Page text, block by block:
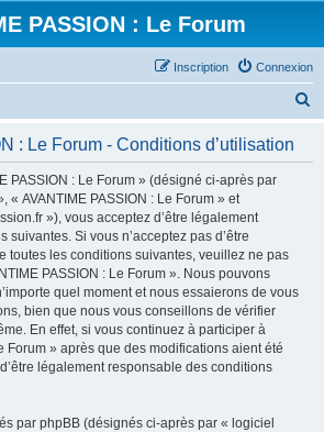
PASSION : Le Forum
Connexion
Inscription
: Le Forum - Conditions d’utilisation
PASSION : Le Forum » (désigné ci-après par
« AVANTIME PASSION : Le Forum » et
»), vous acceptez d’être légalement
Si vous n’acceptez pas d’être
toutes les conditions suivantes, veuillez ne pas
PASSION : Le Forum ». Nous pouvons
quel moment et nous essaierons de vous
bien que nous vous conseillons de vérifier
En effet, si vous continuez à participer à
Forum » après que des modifications aient été
légalement responsable des conditions
par phpBB (désignés ci-après par « logiciel